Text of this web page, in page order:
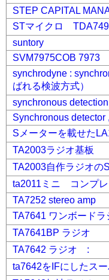
STEP CAPITAL
STマイクロ
suntory
SVM7975COB 7973
synchrodyne :
ばれる検波方式）
synchronous
Synchronous detector
Sメーターを載せた
TA2003ラジオ基板
TA2003自作ラジオの
ta2011ミニ コンプレ
TA7252 stereo amp
TA7641 ワンボードラ
TA7641BP ラジオ
TA7642 ラジオ :
ta7642をIFにしたス